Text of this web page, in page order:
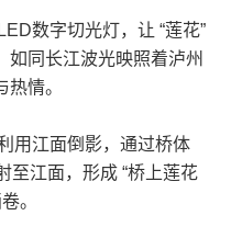
数字切光灯，让 “莲花”
如同长江波光映照着泸州
情。
用江面倒影，通过桥体
至江面，形成 “桥上莲花
。